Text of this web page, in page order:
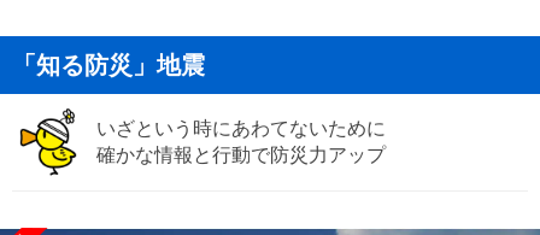
「知る防災」地震
いざという時にあわてないために
確かな情報と行動で防災力アップ